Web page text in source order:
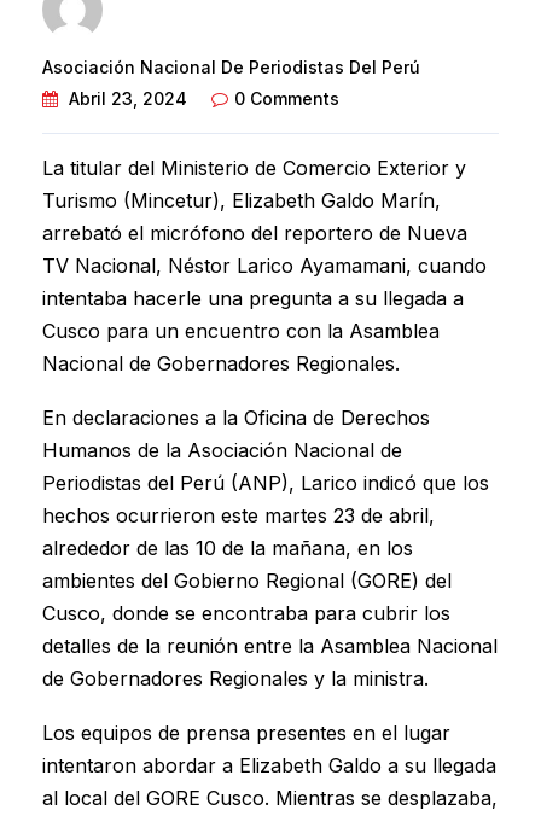
Asociación Nacional De Periodistas Del Perú
Abril 23, 2024
0 Comments
La titular del Ministerio de Comercio Exterior y
Turismo (Mincetur), Elizabeth Galdo Marín,
arrebató el micrófono del reportero de Nueva
TV Nacional, Néstor Larico Ayamamani, cuando
intentaba hacerle una pregunta a su llegada a
Cusco para un encuentro con la Asamblea
Nacional de Gobernadores Regionales.
En declaraciones a la Oficina de Derechos
Humanos de la Asociación Nacional de
Periodistas del Perú (ANP), Larico indicó que los
hechos ocurrieron este martes 23 de abril,
alrededor de las 10 de la mañana, en los
ambientes del Gobierno Regional (GORE) del
Cusco, donde se encontraba para cubrir los
detalles de la reunión entre la Asamblea Nacional
de Gobernadores Regionales y la ministra.
Los equipos de prensa presentes en el lugar
intentaron abordar a Elizabeth Galdo a su llegada
al local del GORE Cusco. Mientras se desplazaba,